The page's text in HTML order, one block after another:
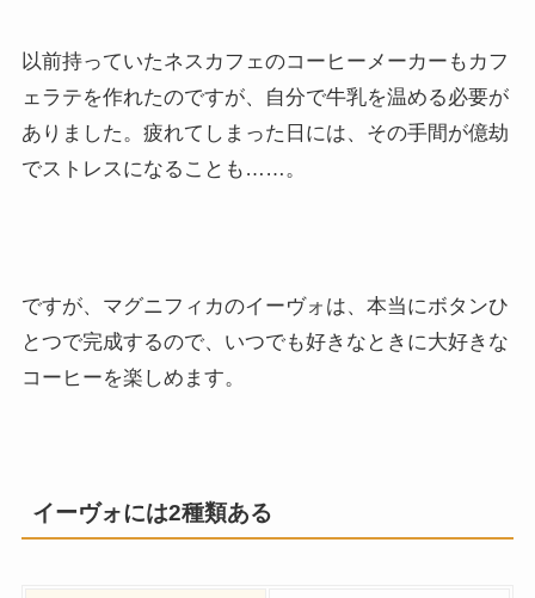
以前持っていたネスカフェのコーヒーメーカーもカフ
ェラテを作れたのですが、自分で牛乳を温める必要が
ありました。疲れてしまった日には、その手間が億劫
でストレスになることも……。
ですが、マグニフィカのイーヴォは、本当にボタンひ
とつで完成するので、いつでも好きなときに大好きな
コーヒーを楽しめます。
イーヴォには2種類ある